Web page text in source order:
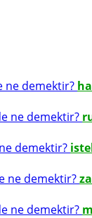
ne demektir?
ne demektir?
demektir?
ne demektir?
ne demektir?